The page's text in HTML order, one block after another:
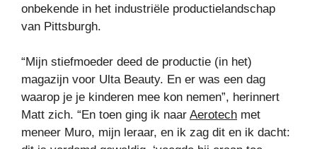
onbekende in het industriële productielandschap
van Pittsburgh.
“Mijn stiefmoeder deed de productie (in het)
magazijn voor Ulta Beauty. En er was een dag
waarop je je kinderen mee kon nemen”, herinnert
Matt zich. “En toen ging ik naar Aerotech met
meneer Muro, mijn leraar, en ik zag dit en ik dacht: